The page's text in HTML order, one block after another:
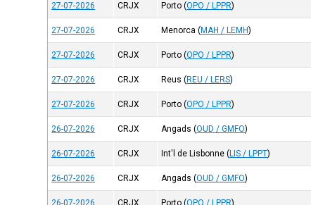
27-07-2026 CRJX Porto (OPO / LPPR)
27-07-2026 CRJX Menorca (MAH / LEMH)
27-07-2026 CRJX Porto (OPO / LPPR)
27-07-2026 CRJX Reus (REU / LERS)
27-07-2026 CRJX Porto (OPO / LPPR)
26-07-2026 CRJX Angads (OUD / GMFO)
26-07-2026 CRJX Int'l de Lisbonne (LIS / LPPT)
26-07-2026 CRJX Angads (OUD / GMFO)
26-07-2026 CRJX Porto (OPO / LPPR)